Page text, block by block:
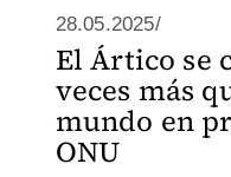
28.05.2025/
El Ártico se
veces más
mundo en
ONU